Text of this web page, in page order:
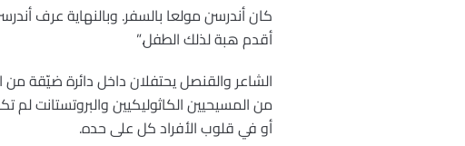
كان أندرسن مولعا بالسفر. وبالنهاية عرف
أقدم هبة لذلك الطفل.”
الشاعر والقنصل يحتفلان داخل دائرة ضيّقة
من المسيحيين الكاثوليكيين والبروتستانت
أو في قلوب الأفراد كل على حده.